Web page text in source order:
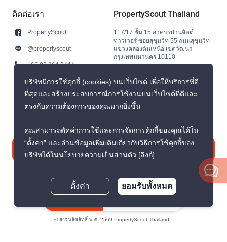
ติดต่อเรา
PropertyScout
@propertyscout
+66 92 264 3444
+66 92 264 3444
contact@propertyscout.co.th
PropertyScout Thailand
117/17 ชั้น 15 อาคารปานจิตต์
ทาวเวอร์ ซอยสุขุมวิท 55 ถนนสุขุมวิท
แขวงคลองตันเหนือ เขตวัฒนา
กรุงเทพมหานคร 10110
ติดต่อเรา
© สงวนลิขสิทธิ์ พ.ศ. 2569 PropertyScout Thailand
บริษัทมีการใช้คุกกี้ (cookies) บนเว็บไซต์ เพื่อให้บริการที่ดี
ที่สุดและสร้างประสบการณ์การใช้งานบนเว็บไซต์ที่ดีและ
ตรงกับความต้องการของคุณมากยิ่งขึ้น
คุณสามารถตัดค่าการใช้และการจัดการคุ้กกี้ของคุณได้ใน
“ตั้งค่า” และอ่านข้อมูลเพิ่มเติมเกี่ยวกับวิธีการใช้คุกกี้ของ
บริษัทได้ในนโยบายความเป็นส่วนตัว [ลิงก์].
ตั้งค่า ยอมรับทั้งหมด